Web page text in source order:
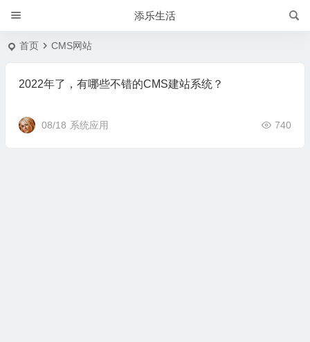
添乐生活
首页 CMS网站
2022年了，有哪些不错的CMS建站系统？
08/18 系统应用 740